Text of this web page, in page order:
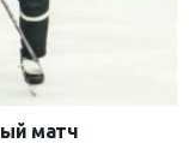
матч